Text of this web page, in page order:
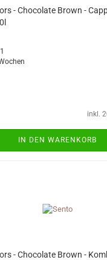
- Chocolate Brown -
inkl.
IN DEN WARENKORB
- Chocolate Brown -